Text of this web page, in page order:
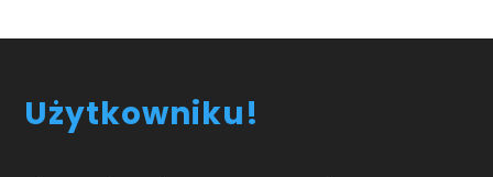
Użytkowniku!